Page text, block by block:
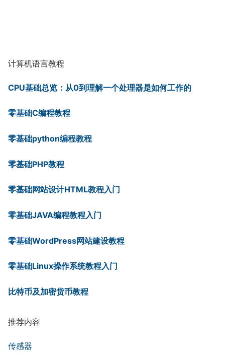
计算机语言教程
CPU基础总览：从0到理解一个处理器是如何工作的
零基础C编程教程
零基础python编程教程
零基础PHP教程
零基础网站设计HTML教程入门
零基础JAVA编程教程入门
零基础WordPress网站建设教程
零基础Linux操作系统教程入门
比特币及加密货币教程
推荐内容
传感器